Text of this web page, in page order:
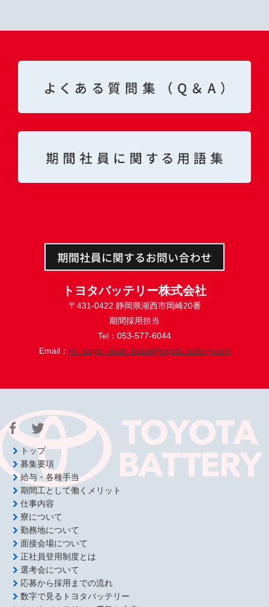
トヨタバッテリー株式会社
〒431-0422 静岡県湖西市岡崎20番
期間採用担当
Tel：053-577-6044
Email： ml_saiyo_kikan_kosai@toyota-battery.com
トップ
募集要項
給与・各種手当
期間工として働くメリット
仕事内容
寮について
勤務地について
面接会場について
正社員登用制度とは
選考会について
応募から採用までの流れ
数字で見るトヨタバッテリー